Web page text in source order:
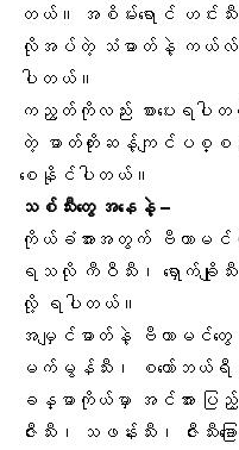
တယ်။
အစိမ်းရောင် ဟင်း
လိုအပ်တဲ့ သံဓာတ်နဲ့ ကယ်လ်ဆီ
ပါတယ်။
ကညွတ်ကိုလည်း စားပေးရပါ
တဲ့ ဓာတ်တိုးဆန့်ကျင်ပစ္စည်
စေနိုင်ပါတယ်။
သစ်သီးတွေ အနေနဲ့ –
ကိုယ်ခံအားအတွက် ဗီတာမင် C
ရသလို ကီဝီသီး၊ ရှောက်ချိုသီ
လို့ ရပါတယ်။
အမျှင်ဓာတ်နဲ့ ဗီတာမင်တွေ
မက်မွန်သီး၊
စတော်ဘယ်ရီ
ခန္ဓာကိုယ်မှာ အင်အား ပ
ဇီးသီး၊ သဖန်းသီး၊ ဇီးသီးခြ